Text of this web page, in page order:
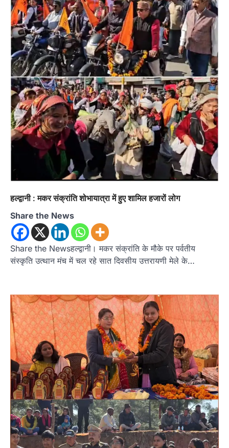
हल्द्वानी : मकर संक्रांति शोभायात्रा में हुए शामिल हजारों लोग
Share the News
Share the Newsहल्द्वानी। मकर संक्रांति के मौके पर पर्वतीय
संस्कृति उत्थान मंच में चल रहे सात दिवसीय उत्तरायणी मेले के…